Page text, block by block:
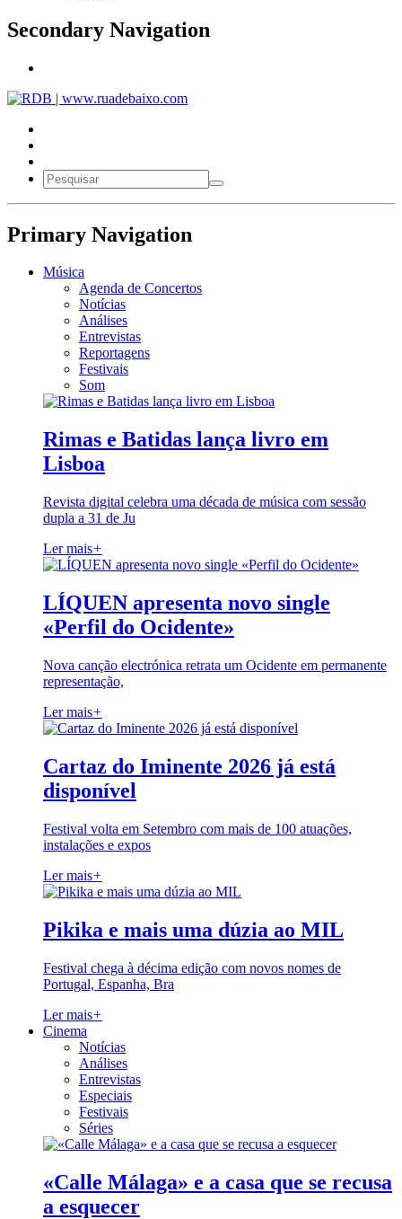
Secondary Navigation
Primary Navigation
Música
Agenda de Concertos
Notícias
Análises
Entrevistas
Reportagens
Festivais
Som
Rimas e Batidas lança livro em
Lisboa
Revista digital celebra uma década de música com sessão
dupla a 31 de Ju
Ler mais+
LÍQUEN apresenta novo single
«Perfil do Ocidente»
Nova canção electrónica retrata um Ocidente em permanente
representação,
Ler mais+
Cartaz do Iminente 2026 já está
disponível
Festival volta em Setembro com mais de 100 atuações,
instalações e expos
Ler mais+
Pikika e mais uma dúzia ao MIL
Festival chega à décima edição com novos nomes de
Portugal, Espanha, Bra
Ler mais+
Cinema
Notícias
Análises
Entrevistas
Especiais
Festivais
Séries
«Calle Málaga» e a casa que se recusa
a esquecer